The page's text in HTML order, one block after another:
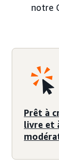
notre
Prêt à
livre et